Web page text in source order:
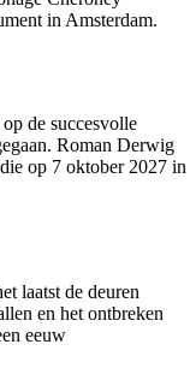
in Amsterdam.
de succesvolle
Roman Derwig
op 7 oktober 2027 in
laatst de deuren
en het ontbreken
eeuw